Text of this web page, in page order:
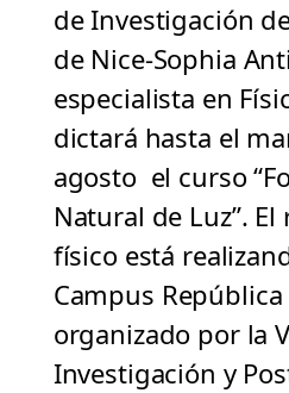
de Investigación
de Nice-Sophia
especialista en
dictará hasta el
agosto el curso
Natural de Luz”.
físico está
Campus
organizado por la
Investigación y